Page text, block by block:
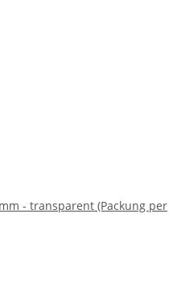
- transparent (Packung per